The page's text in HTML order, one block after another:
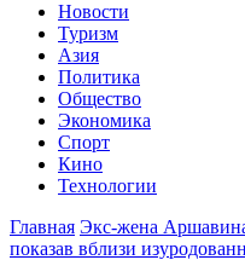
Новости
Туризм
Азия
Политика
Общество
Экономика
Спорт
Кино
Технологии
Главная Экс-жена
показав вблизи